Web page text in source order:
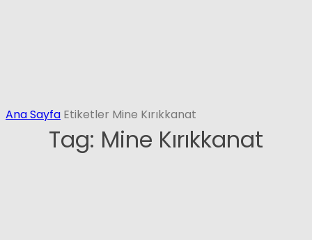
Ana Sayfa Etiketler Mine Kırıkkanat
Tag: Mine Kırıkkanat